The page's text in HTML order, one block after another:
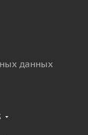
данных